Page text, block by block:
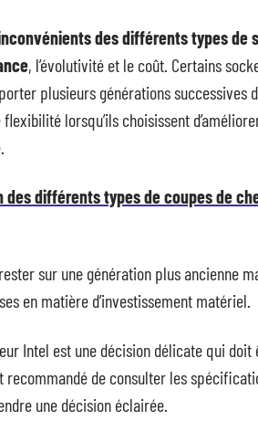
des différents types de
, l’évolutivité et le coût. Certains
plusieurs générations successives
lorsqu’ils choisissent
des différents types de coupes de
sur une génération plus ancienne
en matière d’investissement matériel.
Intel est une décision délicate qui
de consulter les
une décision éclairée.